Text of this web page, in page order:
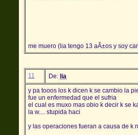
me muero (lia tengo 13 aÃ±os y soy
11 De: lia
y pa tooos los k dicen k se cambio la
fue un enfermedad que el sufria
el cual es muxo mas obio k decir k se
la w.... stupida haci
y las operaciones fueran a causa de k